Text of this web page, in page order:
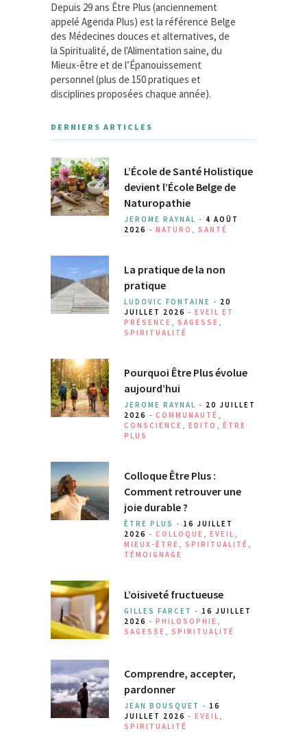
Depuis 29 ans Être Plus (anciennement
appelé Agenda Plus) est la référence Belge
des Médecines douces et alternatives, de
la Spiritualité, de l'Alimentation saine, du
Mieux-être et de l’Épanouissement
personnel (plus de 150 pratiques et
disciplines proposées chaque année).
DERNIERS ARTICLES
L’École de Santé Holistique
devient l’École Belge de
Naturopathie
JEROME RAYNAL - 4 AOÛT
2026 - NATURO , SANTÉ
La pratique de la non
pratique
LUDOVIC FONTAINE - 20
JUILLET 2026 - EVEIL ET
PRÉSENCE , SAGESSE ,
SPIRITUALITÉ
Pourquoi Être Plus évolue
aujourd’hui
JEROME RAYNAL - 20 JUILLET
2026 - COMMUNAUTÉ ,
CONSCIENCE , EDITO , ÊTRE
PLUS
Colloque Être Plus :
Comment retrouver une
joie durable ?
ÊTRE PLUS - 16 JUILLET
2026 - COLLOQUE , EVEIL ,
MIEUX-ÊTRE , SPIRITUALITÉ ,
TÉMOIGNAGE
L’oisiveté fructueuse
GILLES FARCET - 16 JUILLET
2026 - PHILOSOPHIE ,
SAGESSE , SPIRITUALITÉ
Comprendre, accepter,
pardonner
JEAN BOUSQUET - 16
JUILLET 2026 - EVEIL ,
SPIRITUALITÉ